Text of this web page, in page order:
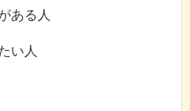
ある人
い人